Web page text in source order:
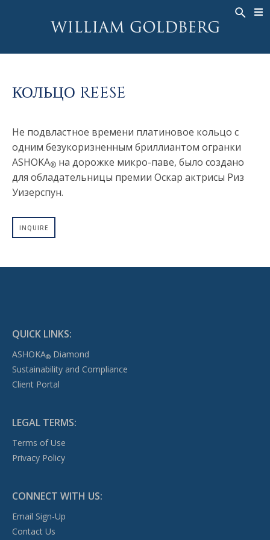
ЭКСКЛЮЗИВНЫЕ ЮВЕЛИРНЫЕ
МУЖСКОЕ КОЛЬЦО
ПОДВЕСКИ
СЕРЬГИ
БРАСЛЕТЫ
ФАНТАЗИЙНЫЕ ЦВЕТА
ASHOKA ЮВЕЛИРНЫЕ ИЗДЕЛИЯ
КОЛЬЦА
MEN'S RINGS
КОЛЬЕ
ПОДВЕСКИ
СЕРЬГИ
БРАСЛЕТЫ
TALISMAN
ИСТОРИЯ
ASHOKA®
КОЛЬЦО REESE
Не подвластное времени платиновое кольцо с
одним безукоризненным бриллиантом огранки
ASHOKA®на дорожке микро-паве, было создано
для обладательницы премии Оскар актрисы Риз
Уизерспун.
INQUIRE
QUICK LINKS:
ASHOKA®Diamond
Sustainability and Compliance
Client Portal
LEGAL TERMS:
Terms of Use
Privacy Policy
CONNECT WITH US:
Email Sign-Up
Contact Us